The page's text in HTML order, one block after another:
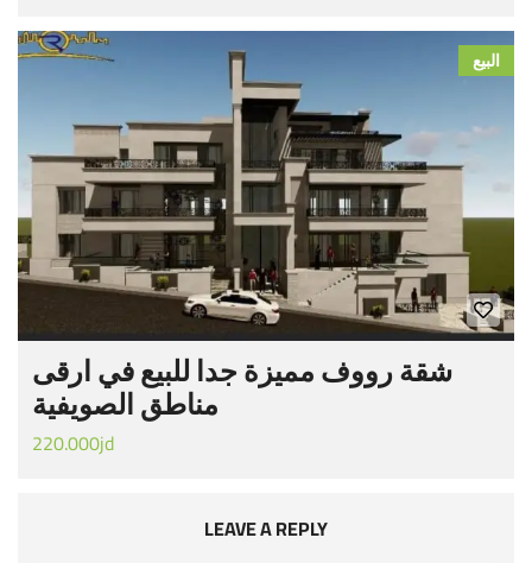
البيع
شقة رووف مميزة جدا للبيع في ارقى
مناطق الصويفية
220.000jd
LEAVE A REPLY